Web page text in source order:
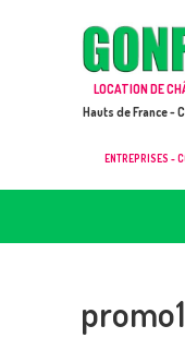
LOCATION DE
Hauts de France -
ENTREPRISES -
ACCUEIL
JEUX À
CATALOGUE
DEMANDE DE
promo1